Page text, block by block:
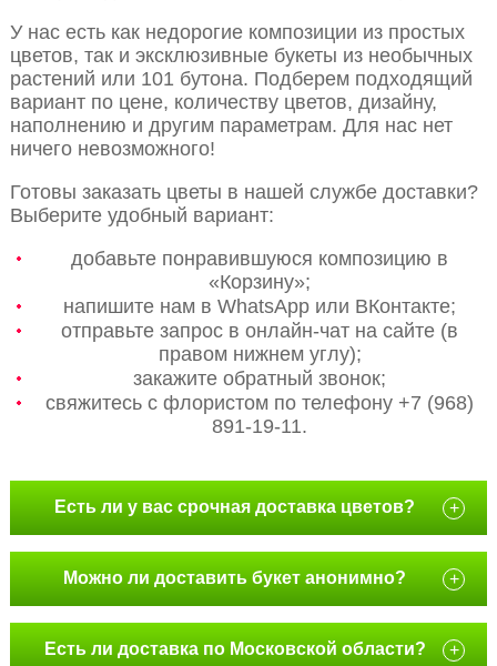
У нас есть как недорогие композиции из простых
цветов, так и эксклюзивные букеты из необычных
растений или 101 бутона. Подберем подходящий
вариант по цене, количеству цветов, дизайну,
наполнению и другим параметрам. Для нас нет
ничего невозможного!
Готовы заказать цветы в нашей службе доставки?
Выберите удобный вариант:
добавьте понравившуюся композицию в
«Корзину»;
напишите нам в WhatsApp или ВКонтакте;
отправьте запрос в онлайн-чат на сайте (в
правом нижнем углу);
закажите обратный звонок;
свяжитесь с флористом по телефону +7 (968)
891-19-11.
Есть ли у вас срочная доставка цветов? +
Можно ли доставить букет анонимно? +
Есть ли доставка по Московской области? +